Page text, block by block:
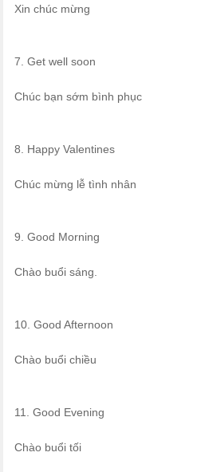
Xin chúc mừng
7. Get well soon
Chúc bạn sớm bình phục
8. Happy Valentines
Chúc mừng lễ tình nhân
9. Good Morning
Chào buổi sáng.
10. Good Afternoon
Chào buổi chiều
11. Good Evening
Chào buổi tối